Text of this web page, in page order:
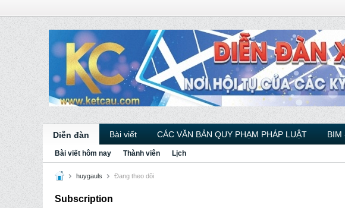
Diễn đàn Bài viết CÁC VĂN BẢN QUY PHẠM PHÁP LUẬT BIM
Bài viết hôm nay Thành viên Lịch
huygauls Ðang theo dõi
Subscription